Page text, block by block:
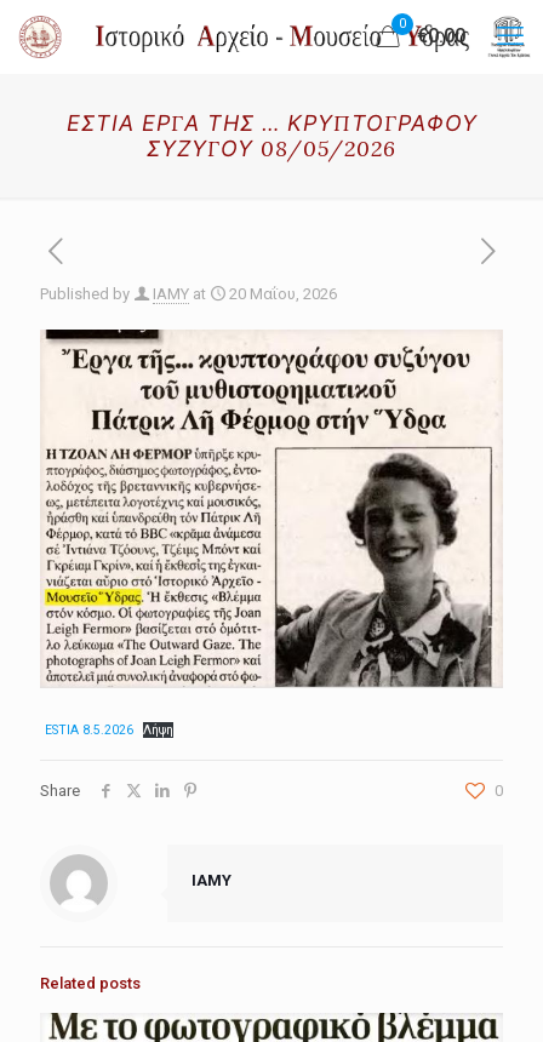
0
€0.00
ΕΣΤΙΑ ΕΡΓΑ ΤΗΣ … ΚΡΥΠΤΟΓΡΑΦΟΥ
ΣΥΖΥΓΟΥ 08/05/2026
Published by IAMY at 20 Μαΐου, 2026
ESTIA 8.5.2026 Λήψη
Share 0
IAMY
Related posts